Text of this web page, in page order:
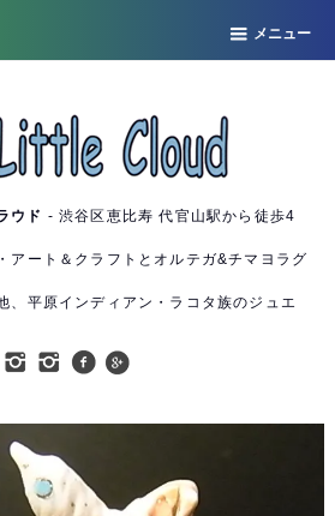
メニュー
ウド - 渋谷区恵比寿 代官山駅から徒歩4
アート＆クラフトとオルテガ&チマヨラグ
、平原インディアン・ラコタ族のジュエ